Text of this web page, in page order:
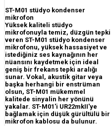
ST-M01 stüdyo kondenser
mikrofon
Yüksek kaliteli stüdyo
mikrofonuyla temiz, düzgün tepki
veren ST-M01 stüdyo kondenser
mikrofonu, yüksek hassasiyet ve
istediğiniz ses kaynağının her
nüansını kaydetmek için ideal
geniş bir frekans tepki aralığı
sunar. Vokal, akustik gitar veya
başka herhangi bir enstrüman
olsun, ST-M01 mükemmel
kalitede sinyalin her yönünü
yakalar. ST-M01'i UR22mkII'ye
bağlamak için düşük gürültülü bir
mikrofon kablosu da bulunur.